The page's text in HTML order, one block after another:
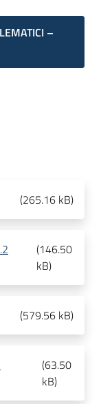
–
(265.16 kB)
(146.50
kB)
(579.56 kB)
(63.50
kB)